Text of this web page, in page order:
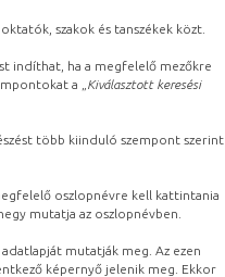
szakok és tanszékek közt.
indíthat, ha a megfelelő mezőkre
a „ Kiválasztott keresési
több kiinduló szempont szerint
oszlopnévre kell kattintania
mutatja az oszlopnévben.
mutatják meg. Az ezen
képernyő jelenik meg. Ekkor